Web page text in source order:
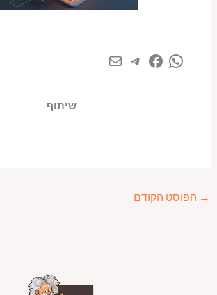
שיתוף
→ הפוסט הקודם